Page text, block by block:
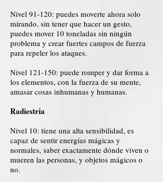
Nivel 91-120: puedes moverte ahora solo
mirando, sin tener que hacer un gesto,
puedes mover 10 toneladas sin ningún
problema y crear fuertes campos de fuerza
para repeler los ataques.
Nivel 121-150: puede romper y dar forma a
los elementos, con la fuerza de su mente,
amasar cosas inhumanas y humanas.
Radiestria
Nivel 10: tiene una alta sensibilidad, es
capaz de sentir energías mágicas y
normales, saber exactamente dónde viven o
mueren las personas, y objetos mágicos o
no.